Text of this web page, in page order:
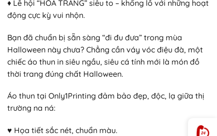
♦ Lễ hội “HÓA TRANG” siêu to – khổng lồ với những hoạt
động cực kỳ vui nhộn.
Bạn đã chuẩn bị sẵn sàng “đi đu đưa” trong mùa
Halloween này chưa? Chẳng cần váy vóc điệu đà, một
chiếc áo thun in siêu ngầu, siêu cá tính mới là món đồ
thời trang đúng chất Halloween.
Áo thun tại Only1Printing đảm bảo đẹp, độc, lạ giữa thị
trường na ná:
♥ Họa tiết sắc nét, chuẩn màu.